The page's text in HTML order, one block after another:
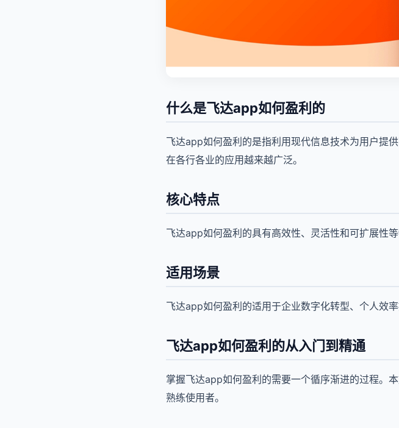
什么是飞达app如何盈利的
飞达app如何盈利的是指利用现代信息技术为用户提
在各行各业的应用越来越广泛。
核心特点
飞达app如何盈利的具有高效性、灵活性和可扩展性等
适用场景
飞达app如何盈利的适用于企业数字化转型、个人效率
飞达app如何盈利的从入门到精通
掌握飞达app如何盈利的需要一个循序渐进的过程。
熟练使用者。